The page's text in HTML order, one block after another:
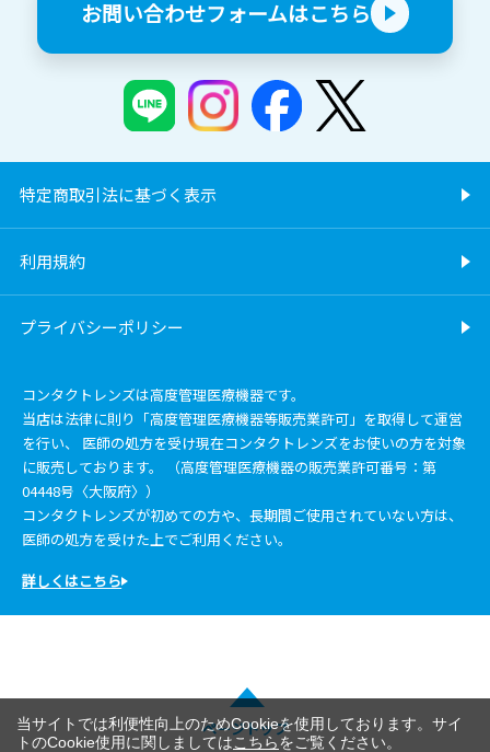
お問い合わせフォームはこちら
特定商取引法に基づく表示
利用規約
プライバシーポリシー
コンタクトレンズは高度管理医療機器です。
当店は法律に則り「高度管理医療機器等販売業許可」を取得して運営
を行い、 医師の処方を受け現在コンタクトレンズをお使いの方を対象
に販売しております。 （高度管理医療機器の販売業許可番号：第
04448号〈大阪府〉）
コンタクトレンズが初めての方や、長期間ご使用されていない方は、
医師の処方を受けた上でご利用ください。
詳しくはこちら
ページトップ
当サイトでは利便性向上のためCookieを使用しております。サイ
トのCookie使用に関しましてはこちらをご覧ください。